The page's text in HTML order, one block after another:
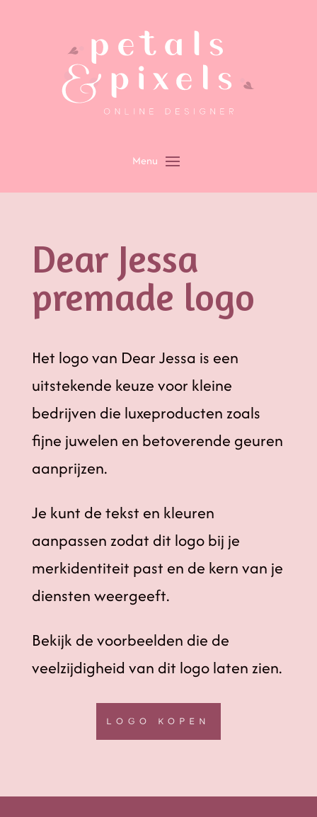
Dear Jessa
premade logo
Het logo van Dear Jessa is een
uitstekende keuze voor kleine
bedrijven die luxeproducten zoals
fijne juwelen en betoverende geuren
aanprijzen.
Je kunt de tekst en kleuren
aanpassen zodat dit logo bij je
merkidentiteit past en de kern van je
diensten weergeeft.
Bekijk de voorbeelden die de
veelzijdigheid van dit logo laten zien.
LOGO KOPEN